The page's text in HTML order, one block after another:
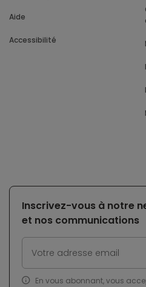
Aide
Accessibilité
Inscrivez-vous à notre
et nos communications
En vous abonnant, vous